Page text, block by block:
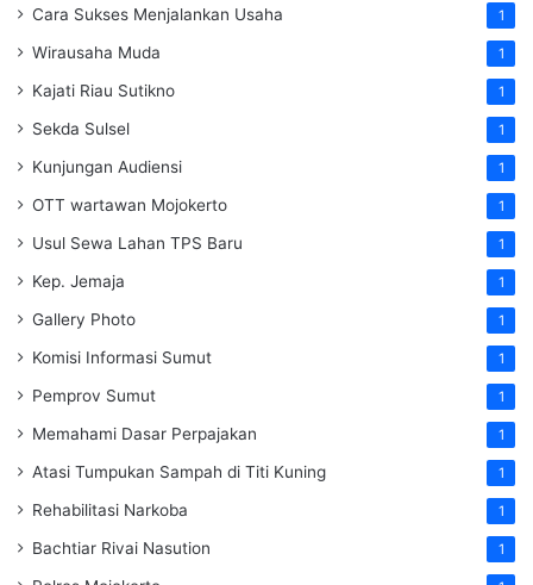
Cara Sukses Menjalankan Usaha 1
Wirausaha Muda 1
Kajati Riau Sutikno 1
Sekda Sulsel 1
Kunjungan Audiensi 1
OTT wartawan Mojokerto 1
Usul Sewa Lahan TPS Baru 1
Kep. Jemaja 1
Gallery Photo 1
Komisi Informasi Sumut 1
Pemprov Sumut 1
Memahami Dasar Perpajakan 1
Atasi Tumpukan Sampah di Titi Kuning 1
Rehabilitasi Narkoba 1
Bachtiar Rivai Nasution 1